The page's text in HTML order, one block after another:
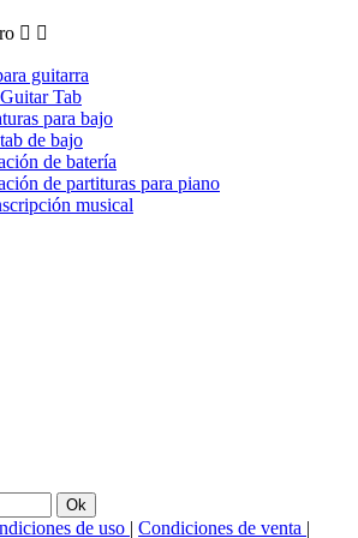
 
guitarra
Tab
para bajo
de bajo
de batería
de partituras para piano
musical
de uso | Condiciones de venta |